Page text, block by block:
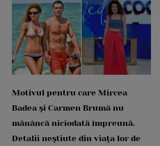
Motivul pentru care Mircea
Badea și Carmen Brumă nu
mănâncă niciodată împreună.
Detalii neștiute din viața lor de